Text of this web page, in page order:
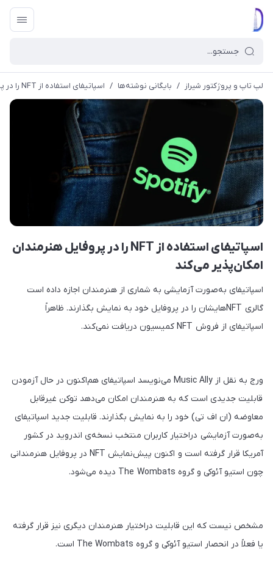
لپ تاپ و پروژکتور شیراز / بایگانی نوشته‌ها / اسپاتیفای استفاده از NFT را در پروفایل هنرمندان امکان‌پذیر می‌کند
اسپاتیفای استفاده از NFT را در پروفایل هنرمندان
امکان‌پذیر می‌کند
اسپاتیفای به‌صورت آزمایشی به شماری از هنرمندان اجازه داده است
گالری NFTهایشان را در پروفایل خود به نمایش بگذارند. ظاهراً
اسپاتیفای از فروش NFT کمیسیون دریافت نمی‌کند.
ورج به نقل از Music Ally می‌نویسد اسپاتیفای هم‌اکنون در حال آزمودن
قابلیت جدیدی است که به هنرمندان امکان می‌دهد توکن غیرقابل
معاوضه (ان اف تی) خود را به نمایش بگذارند. قابلیت جدید اسپاتیفای
به‌صورت آزمایشی دراختیار کاربران منتخب نسخه‌ی اندروید در کشور
آمریکا قرار گرفته است و اکنون پیش‌نمایش NFT در پروفایل هنرمندانی
چون استیو آئوکی و گروه The Wombats دیده می‌شود.
مشخص نیست که این قابلیت دراختیار هنرمندان دیگری نیز قرار گرفته
یا فعلاً در انحصار استیو آئوکی و گروه The Wombats است.